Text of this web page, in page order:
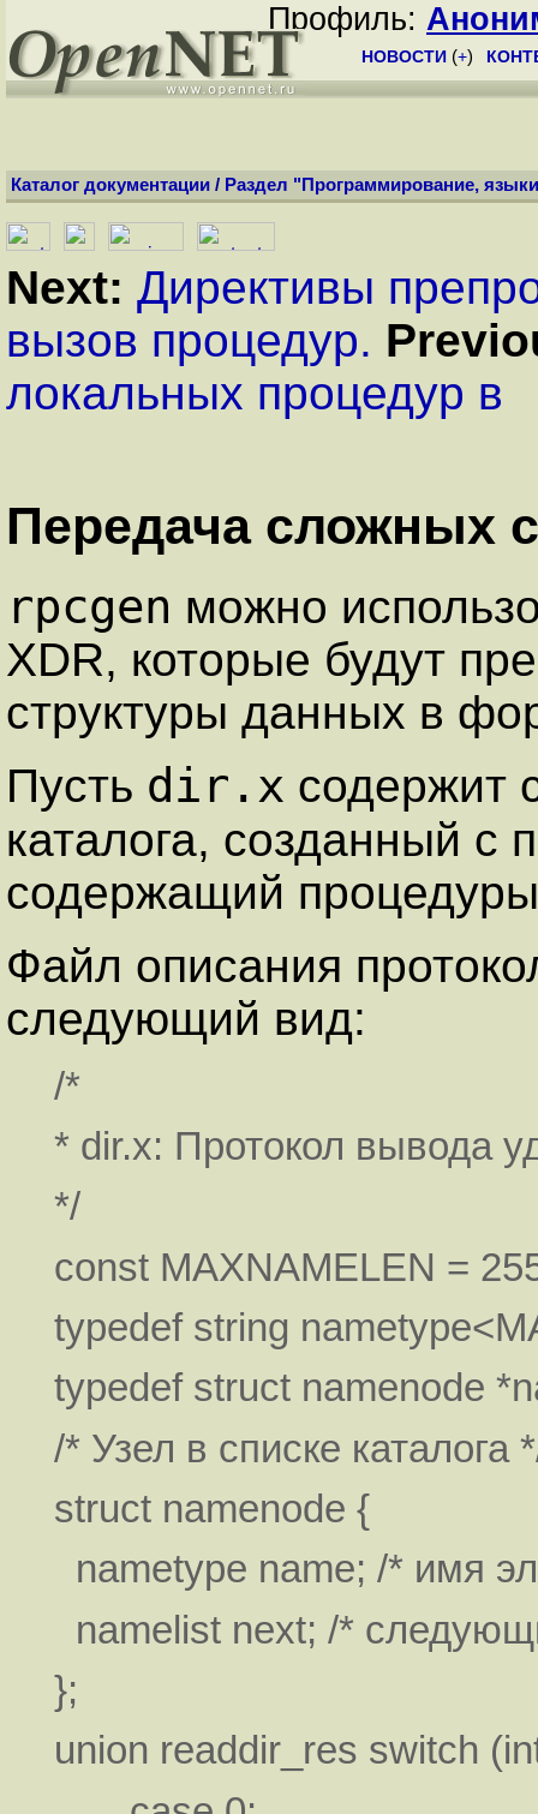
Профиль:
НОВОСТИ (+)
Каталог документации / Раздел "Программирование,
Next: Директивы
вызов процедур.
локальных процедур в
Передача сложных
rpcgen можно
XDR, которые будут
структуры данных в
Пусть dir.x содержит
каталога, созданный
содержащий
Файл описания
следующий вид:
/*
* dir.x: Протокол вывода
*/
const MAXNAMELEN =
typedef string
typedef struct namenode
/* Узел в списке каталога
struct namenode {
nametype name; /* имя
namelist next; /*
};
union readdir_res switch